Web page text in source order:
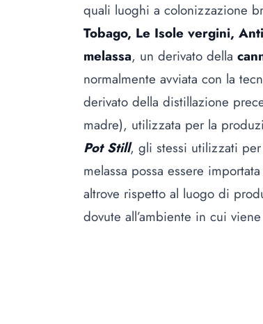
quali luoghi a colonizzazione
Tobago, Le Isole vergini,
melassa, un derivato della
normalmente avviata con la
derivato della distillazione
madre), utilizzata per la
Pot Still, gli stessi utilizzati
melassa possa essere
altrove rispetto al luogo di
dovute all’ambiente in cui